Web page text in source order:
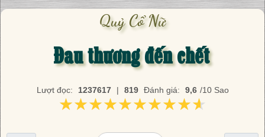
Quỷ Cổ Nữ
Đau thương đến chết
Lượt đọc: 1237617 | 819 Đánh giá: 9,6 /10 Sao
★★★★★★★★★★
★★★★★★★★★★